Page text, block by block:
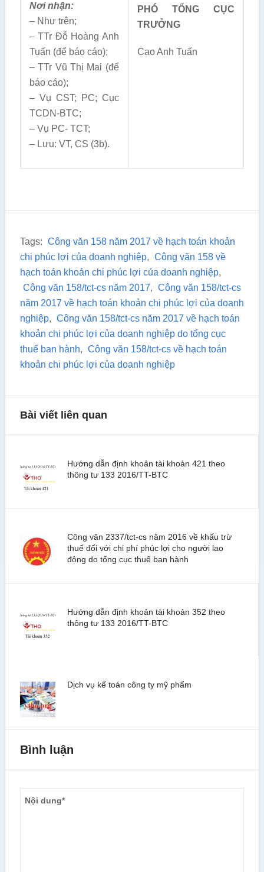
Nơi nhận:
– Như trên;
– TTr Đỗ Hoàng Anh
Tuấn (để báo cáo);
– TTr Vũ Thị Mai (để
báo cáo);
– Vụ CST; PC; Cục
TCDN-BTC;
– Vụ PC- TCT;
– Lưu: VT, CS (3b).
PHÓ TỔNG CỤC
TRƯỞNG
Cao Anh Tuấn
Tags: Công văn 158 năm 2017 về hạch toán khoản
chi phúc lợi của doanh nghiệp, Công văn 158 về
hạch toán khoản chi phúc lợi của doanh nghiệp,
Công văn 158/tct-cs năm 2017, Công văn 158/tct-cs
năm 2017 về hạch toán khoản chi phúc lợi của doanh
nghiệp, Công văn 158/tct-cs năm 2017 về hạch toán
khoản chi phúc lợi của doanh nghiệp do tổng cục
thuế ban hành, Công văn 158/tct-cs về hạch toán
khoản chi phúc lợi của doanh nghiệp
Bài viết liên quan
Hướng dẫn định khoản tài khoản 421 theo
thông tư 133 2016/TT-BTC
Công văn 2337/tct-cs năm 2016 về khấu trừ
thuế đối với chi phí phúc lợi cho người lao
động do tổng cục thuế ban hành
Hướng dẫn định khoản tài khoản 352 theo
thông tư 133 2016/TT-BTC
Dịch vụ kế toán công ty mỹ phẩm
Bình luận